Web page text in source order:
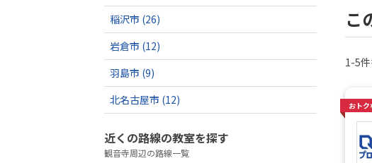
稲沢市 (26)
岩倉市 (12)
羽島市 (9)
北名古屋市 (12)
近くの路線の教室を探す
観音寺周辺の路線一覧
こ
1-5
おトク